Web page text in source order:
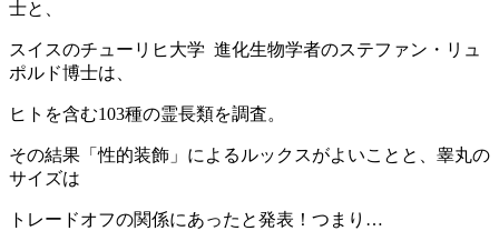
士と、
スイスのチューリヒ大学 進化生物学者のステファン・リュ
ポルド博士は、
ヒトを含む103種の霊長類を調査。
その結果「性的装飾」によるルックスがよいことと、睾丸の
サイズは
トレードオフの関係にあったと発表！つまり…